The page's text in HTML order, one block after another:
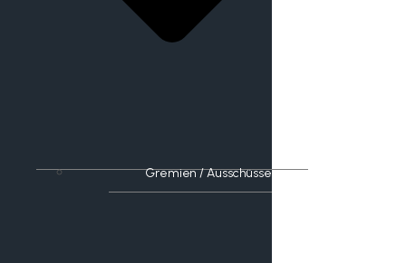
Gremien / Ausschüsse